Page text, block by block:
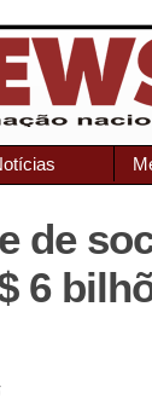
de
6